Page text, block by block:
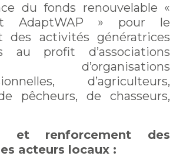
du fonds renouvelable «
AdaptWAP » pour le
des activités génératrices
au profit d’associations
d’organisations
d’agriculteurs,
pêcheurs, de chasseurs,
et renforcement des
acteurs locaux :